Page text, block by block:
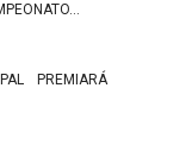
PREMIARÁ